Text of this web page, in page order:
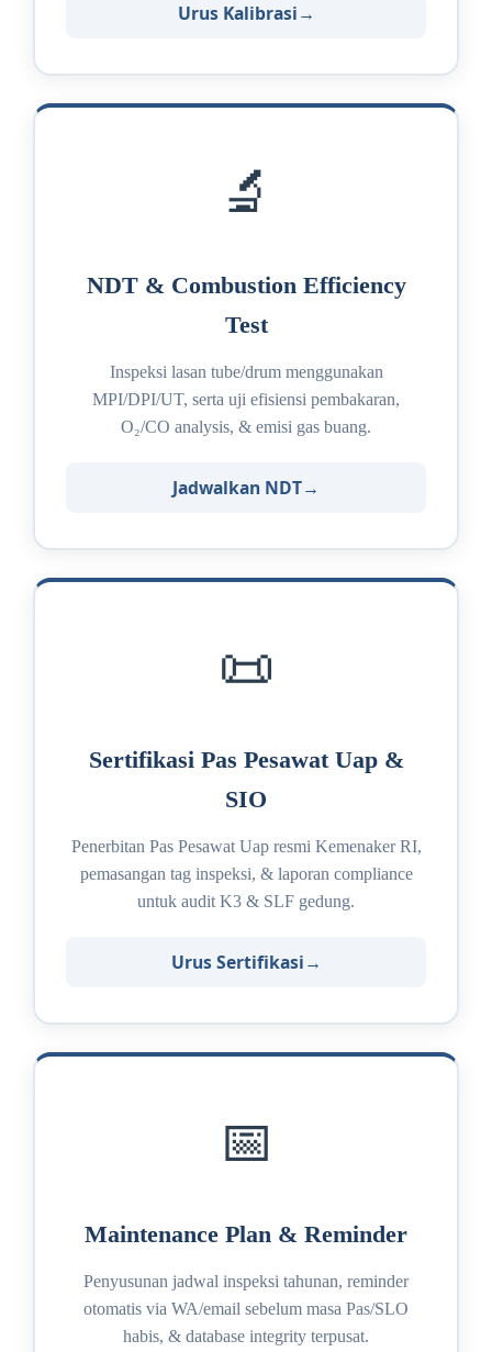
Urus Kalibrasi
🔬
NDT & Combustion Efficiency
Test
Inspeksi lasan tube/drum menggunakan
MPI/DPI/UT, serta uji efisiensi pembakaran,
O₂/CO analysis, & emisi gas buang.
Jadwalkan NDT
📜
Sertifikasi Pas Pesawat Uap &
SIO
Penerbitan Pas Pesawat Uap resmi Kemenaker RI,
pemasangan tag inspeksi, & laporan compliance
untuk audit K3 & SLF gedung.
Urus Sertifikasi
📅
Maintenance Plan & Reminder
Penyusunan jadwal inspeksi tahunan, reminder
otomatis via WA/email sebelum masa Pas/SLO
habis, & database integrity terpusat.